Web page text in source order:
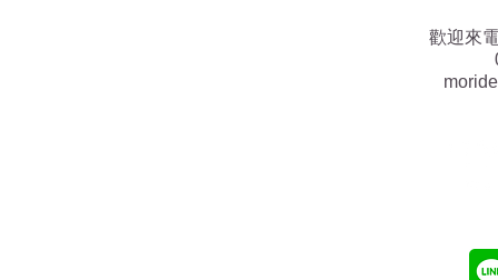
歡迎來